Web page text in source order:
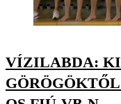
VÍZILABDA: